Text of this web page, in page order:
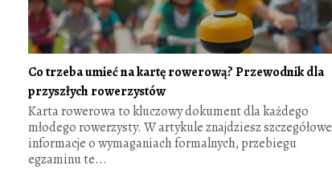
Co trzeba umieć na kartę rowerową? Przewodnik dla
przyszłych rowerzystów
Karta rowerowa to kluczowy dokument dla każdego
młodego rowerzysty. W artykule znajdziesz szczegółowe
informacje o wymaganiach formalnych, przebiegu
egzaminu te...